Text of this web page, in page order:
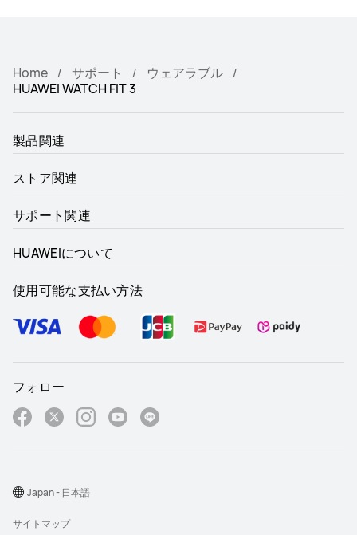
Home サポート
ウェアラブル
HUAWEI WATCH FIT 3
製品関連
ストア関連
サポート関連
HUAWEIについて
使用可能な支払い方法
フォロー
サイトマップ
Japan - 日本語